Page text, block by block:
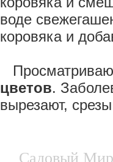
воде
коровяка и
цветов.
вырезают,
Садовый